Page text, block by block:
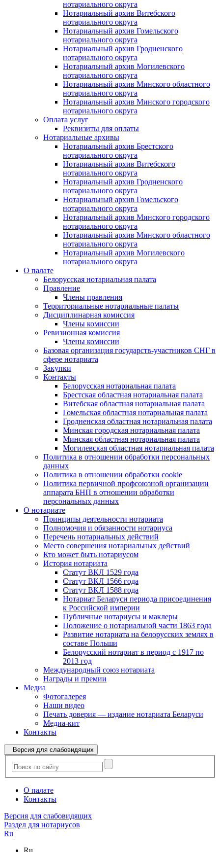
нотариального округа
Нотариальный архив Витебского
нотариального округа
Нотариальный архив Гомельского
нотариального округа
Нотариальный архив Гродненского
нотариального округа
Нотариальный архив Могилевского
нотариального округа
Нотариальный архив Минского областного
нотариального округа
Нотариальный архив Минского городского
нотариального округа
Оплата услуг
Реквизиты для оплаты
Нотариальные архивы
Нотариальный архив Брестского
нотариального округа
Нотариальный архив Витебского
нотариального округа
Нотариальный архив Гродненского
нотариального округа
Нотариальный архив Гомельского
нотариального округа
Нотариальный архив Минского городского
нотариального округа
Нотариальный архив Минского областного
нотариального округа
Нотариальный архив Могилевского
нотариального округа
О палате
Белорусская нотариальная палата
Правление
Члены правления
Территориальные нотариальные палаты
Дисциплинарная комиссия
Члены комиссии
Ревизионная комиссия
Члены комиссии
Базовая организация государств-участников СНГ в
сфере нотариата
Закупки
Контакты
Белорусская нотариальная палата
Брестская областная нотариальная палата
Витебская областная нотариальная палата
Гомельская областная нотариальная палата
Гродненская областная нотариальная палата
Минская городская нотариальная палата
Минская областная нотариальная палата
Могилевская областная нотариальная палата
Политика в отношении обработки персональных
данных
Политика в отношении обработки cookie
Политика первичной профсоюзной организации
аппарата БНП в отношении обработки
персональных данных
О нотариате
Принципы деятельности нотариата
Полномочия и обязанности нотариуса
Перечень нотариальных действий
Место совершения нотариальных действий
Кто может быть нотариусом
История нотариата
Статут ВКЛ 1529 года
Статут ВКЛ 1566 года
Статут ВКЛ 1588 года
Нотариат Беларуси периода присоединения
к Российской империи
Публичные нотариусы и маклеры
Положение о нотариальной части 1863 года
Развитие нотариата на белорусских землях в
составе Польши
Белорусский нотариат в период с 1917 по
2013 год
Международный союз нотариата
Награды и премии
Медиа
Фотогалерея
Наши видео
Печать доверия — издание нотариата Беларуси
Медиа-кит
Контакты
Версия для слабовидящих
О палате
Контакты
Версия для слабовидящих
Раздел для нотариусов
Ru
Ru